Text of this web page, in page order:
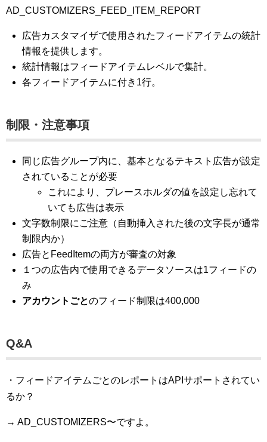
AD_CUSTOMIZERS_FEED_ITEM_REPORT
広告カスタマイザで使用されたフィードアイテムの統計
情報を提供します。
統計情報はフィードアイテムレベルで集計。
各フィードアイテムに付き1行。
制限・注意事項
同じ広告グループ内に、基本となるテキスト広告が設定
されていることが必要
これにより、プレースホルダの値を設定し忘れて
いても広告は表示
文字数制限にご注意（自動挿入された後の文字長が通常
制限内か）
広告とFeedItemの両方が審査の対象
１つの広告内で使用できるデータソースは1フィードの
み
アカウントごとのフィード制限は400,000
Q&A
・フィードアイテムごとのレポートはAPIサポートされてい
るか？
→ AD_CUSTOMIZERS〜ですよ。